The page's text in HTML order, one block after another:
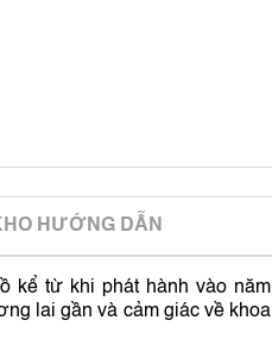
HƯỚNG DẪN
kể từ khi phát hành vào năm
lai gần và cảm giác về khoa